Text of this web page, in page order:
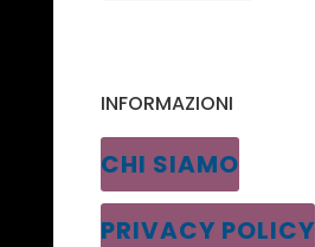
INFORMAZIONI
CHI SIAMO
PRIVACY POLICY